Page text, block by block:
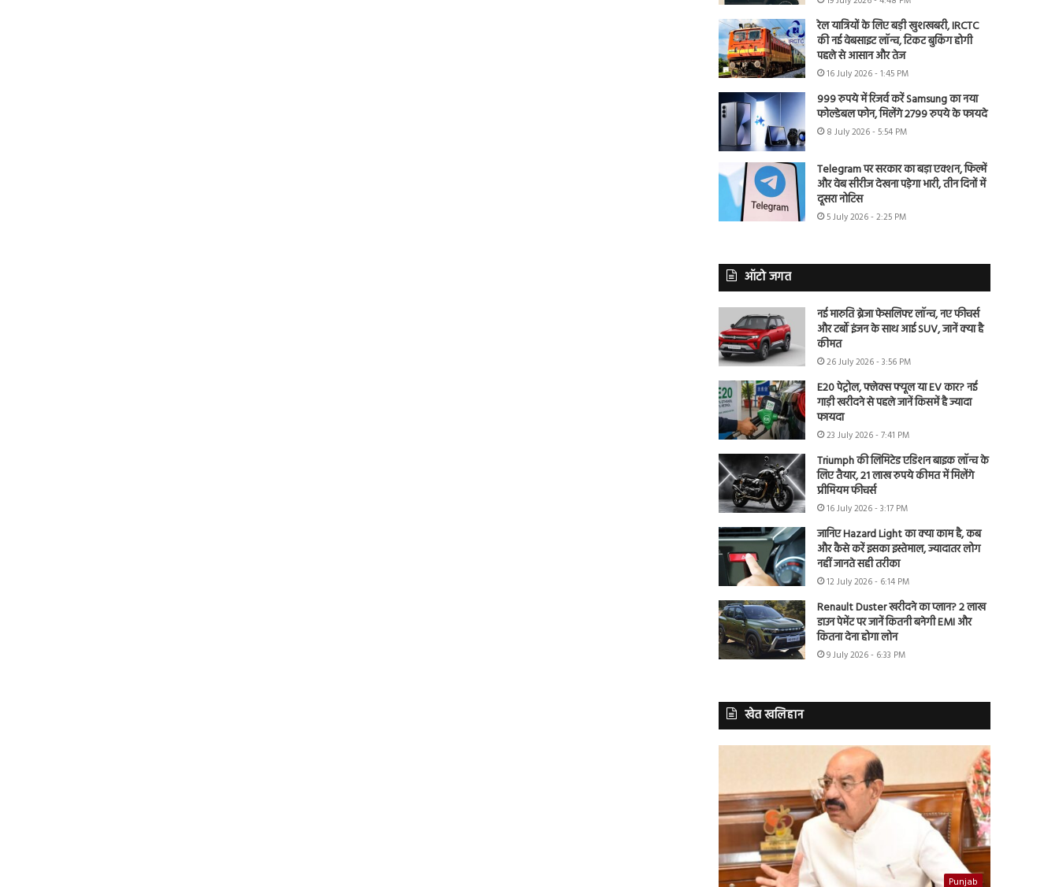
रेल यात्रियों के लिए बड़ी खुशखबरी, IRCTC
की नई वेबसाइट लॉन्च, टिकट बुकिंग होगी
पहले से आसान और तेज
16 July 2026 - 1:45 PM
999 रुपये में रिजर्व करें Samsung का नया
फोल्डेबल फोन, मिलेंगे 2799 रुपये के फायदे
8 July 2026 - 5:54 PM
Telegram पर सरकार का बड़ा एक्शन, फिल्में
और वेब सीरीज देखना पड़ेगा भारी, तीन दिनों में
दूसरा नोटिस
5 July 2026 - 2:25 PM
ऑटो जगत
नई मारुति ब्रेजा फेसलिफ्ट लॉन्च, नए फीचर्स
और टर्बो इंजन के साथ आई SUV, जानें क्या है
कीमत
26 July 2026 - 3:56 PM
E20 पेट्रोल, फ्लेक्स फ्यूल या EV कार? नई
गाड़ी खरीदने से पहले जानें किसमें है ज्यादा
फायदा
23 July 2026 - 7:41 PM
Triumph की लिमिटेड एडिशन बाइक लॉन्च के
लिए तैयार, 21 लाख रुपये कीमत में मिलेंगे
प्रीमियम फीचर्स
16 July 2026 - 3:17 PM
जानिए Hazard Light का क्या काम है, कब
और कैसे करें इसका इस्तेमाल, ज्यादातर लोग
नहीं जानते सही तरीका
12 July 2026 - 6:14 PM
Renault Duster खरीदने का प्लान? 2 लाख
डाउन पेमेंट पर जानें कितनी बनेगी EMI और
कितना देना होगा लोन
9 July 2026 - 6:33 PM
खेत खलिहान
Punjab